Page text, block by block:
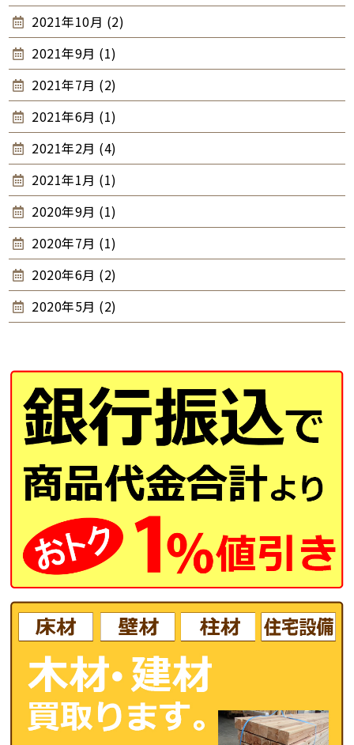
2021年10月 (2)
2021年9月 (1)
2021年7月 (2)
2021年6月 (1)
2021年2月 (4)
2021年1月 (1)
2020年9月 (1)
2020年7月 (1)
2020年6月 (2)
2020年5月 (2)